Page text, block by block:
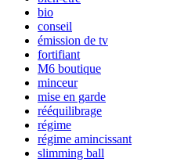
bio
conseil
émission de tv
fortifiant
M6 boutique
minceur
mise en garde
rééquilibrage
régime
régime amincissant
slimming ball